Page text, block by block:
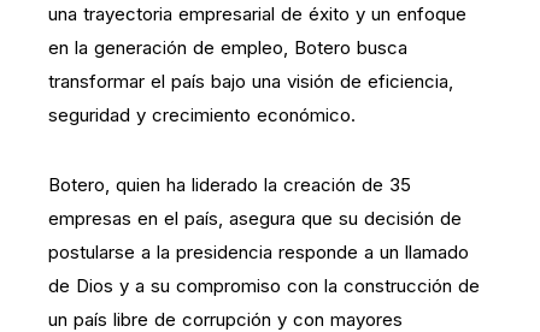
una trayectoria empresarial de éxito y un enfoque
en la generación de empleo, Botero busca
transformar el país bajo una visión de eficiencia,
seguridad y crecimiento económico.
Botero, quien ha liderado la creación de 35
empresas en el país, asegura que su decisión de
postularse a la presidencia responde a un llamado
de Dios y a su compromiso con la construcción de
un país libre de corrupción y con mayores